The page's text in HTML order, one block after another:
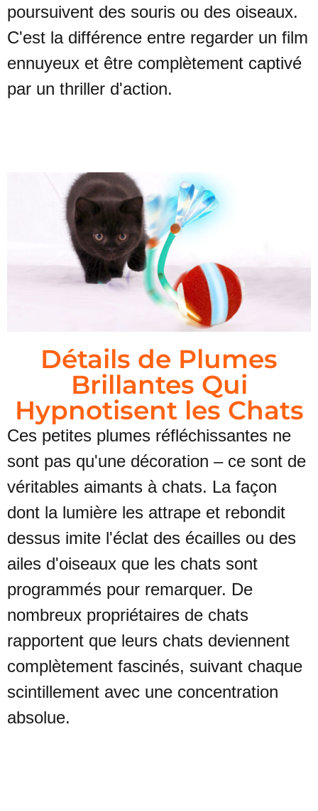
poursuivent des souris ou des oiseaux.
C'est la différence entre regarder un film
ennuyeux et être complètement captivé
par un thriller d'action.
Détails de Plumes
Brillantes Qui
Hypnotisent les Chats
Ces petites plumes réfléchissantes ne
sont pas qu'une décoration – ce sont de
véritables aimants à chats. La façon
dont la lumière les attrape et rebondit
dessus imite l'éclat des écailles ou des
ailes d'oiseaux que les chats sont
programmés pour remarquer. De
nombreux propriétaires de chats
rapportent que leurs chats deviennent
complètement fascinés, suivant chaque
scintillement avec une concentration
absolue.